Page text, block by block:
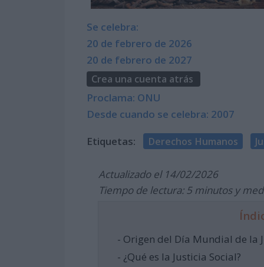
Se celebra:
20 de febrero de 2026
20 de febrero de 2027
Crea una cuenta atrás
Proclama: ONU
Desde cuando se celebra: 2007
Etiquetas: Derechos Humanos
Actualizado el 14/02/2026
Tiempo de lectura: 5 minutos y
- Origen del Día Mundial de la
- ¿Qué es la Justicia Social?